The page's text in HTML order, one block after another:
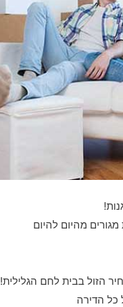
מהיום להיום
הזול בבית לחם הגלילית!
כל הדירה